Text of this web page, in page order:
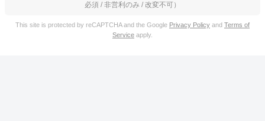
必須 / 非営利のみ / 改変不可）
This site is protected by reCAPTCHA and the Google Privacy Policy and Terms of
Service apply.